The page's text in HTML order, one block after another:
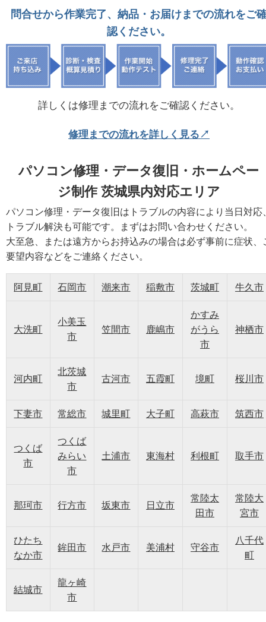
問合せから作業完了、納品・お届けまでの流れをご
認ください。
詳しくは修理までの流れをご確認ください。
修理までの流れを詳しく見る↗
パソコン修理・データ復旧・ホームペー
ジ制作 茨城県内対応エリア
パソコン修理・データ復旧はトラブルの内容により当日対応
トラブル解決も可能です。まずはお問い合わせください。
大至急、または遠方からお持込みの場合は必ず事前に症状、
要望内容などをご連絡ください。
阿見町 石岡市 潮来市 稲敷市 茨城町 牛久市
大洗町
小美玉
市
笠間市 鹿嶋市
かすみ
がうら
市
神栖市
河内町
北茨城
市
古河市 五霞町 境町 桜川市
下妻市 常総市 城里町 大子町 高萩市 筑西市
つくば
市
つくば
みらい
市
土浦市 東海村 利根町 取手市
那珂市 行方市 坂東市 日立市
常陸太
田市
常陸大
宮市
ひたち
なか市
鉾田市 水戸市 美浦村 守谷市
八千代
町
結城市
龍ヶ崎
市